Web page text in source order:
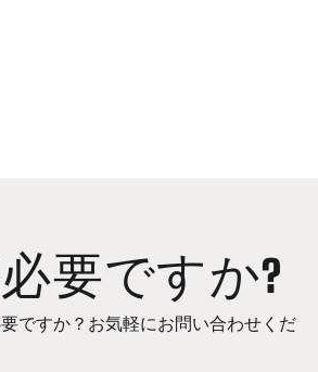
要ですか?
ですか？お気軽にお問い合わせくだ